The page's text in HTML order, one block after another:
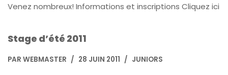
Venez nombreux! Informations et inscriptions Cliquez ici
Stage d’été 2011
PAR WEBMASTER 28 JUIN 2011 JUNIORS